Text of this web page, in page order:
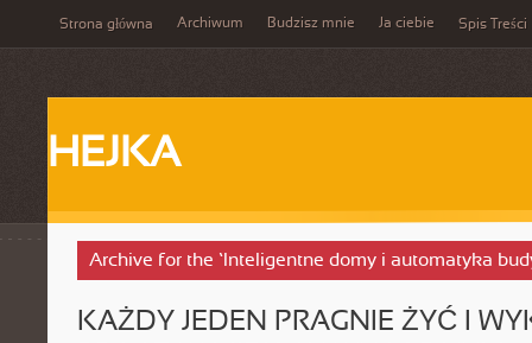
Strona główna Archiwum Budzisz mnie Ja ciebie Spis Treści
HEJKA
Archive for the ‘Inteligentne domy i automatyka
KAŻDY JEDEN PRAGNIE ŻYĆ I